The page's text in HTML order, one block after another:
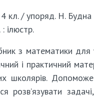
кл. / упоряд. Н.
ілюстр.
з математики для
і практичний
школярів.
розв’язувати